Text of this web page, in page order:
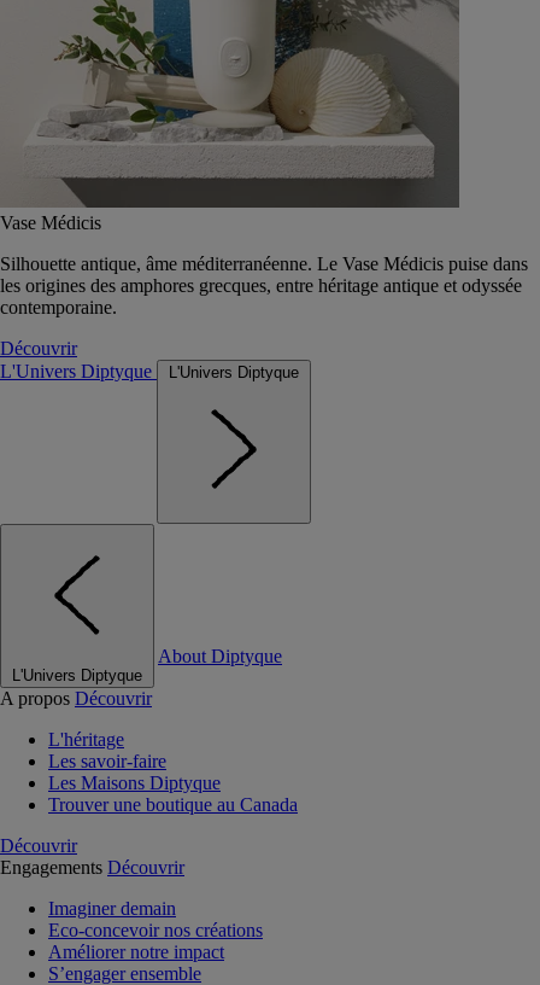
Vase Médicis
Silhouette antique, âme méditerranéenne. Le Vase Médicis puise dans
les origines des amphores grecques, entre héritage antique et odyssée
contemporaine.
Découvrir
L'Univers Diptyque
L'Univers Diptyque
L'Univers Diptyque
About Diptyque
A propos Découvrir
L'héritage
Les savoir-faire
Les Maisons Diptyque
Trouver une boutique au Canada
Découvrir
Engagements Découvrir
Imaginer demain
Eco-concevoir nos créations
Améliorer notre impact
S’engager ensemble